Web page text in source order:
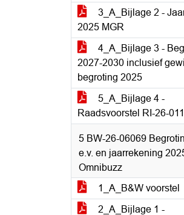
3_A_Bijlage 2 -
2025 MGR
4_A_Bijlage 3 -
2027-2030 inclusief
begroting 2025
5_A_Bijlage 4 -
Raadsvoorstel RI-26-
5 BW-26-06069
e.v. en jaarrekening
Omnibuzz
1_A_B&W voorstel
2_A_Bijlage 1 -